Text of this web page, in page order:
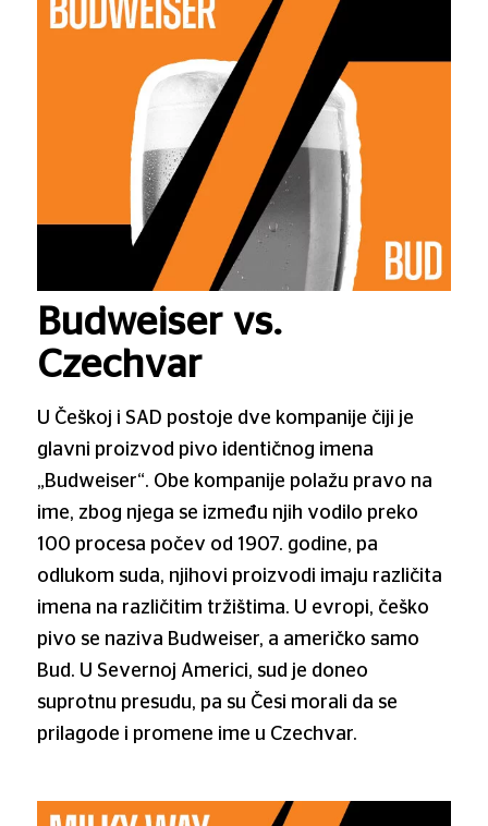
Budweiser vs.
Czechvar
U Češkoj i SAD postoje dve kompanije čiji je
glavni proizvod pivo identičnog imena
„Budweiser“. Obe kompanije polažu pravo na
ime, zbog njega se između njih vodilo preko
100 procesa počev od 1907. godine, pa
odlukom suda, njihovi proizvodi imaju različita
imena na različitim tržištima. U evropi, češko
pivo se naziva Budweiser, a američko samo
Bud. U Severnoj Americi, sud je doneo
suprotnu presudu, pa su Česi morali da se
prilagode i promene ime u Czechvar.